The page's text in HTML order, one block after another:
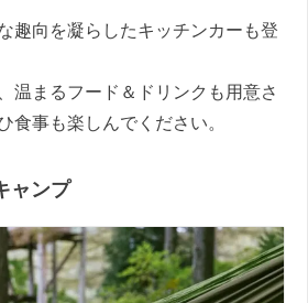
趣向を凝らしたキッチンカーも登
温まるフード＆ドリンクも用意さ
食事も楽しんでください。
ャンプ